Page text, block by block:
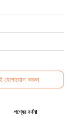
যোগাযোগ করুন
পণ্যের বর্ণনা